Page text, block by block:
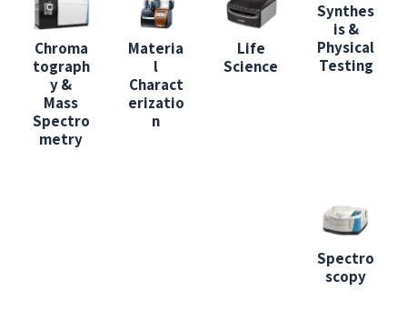
Synthes
is &
Physical
Testing
Life
Science
Materia
l
Charact
erizatio
n
Chroma
tograph
y &
Mass
Spectro
metry
Spectro
scopy